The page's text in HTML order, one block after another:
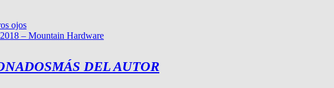
ojos
– Mountain Hardware
MÁS DEL AUTOR